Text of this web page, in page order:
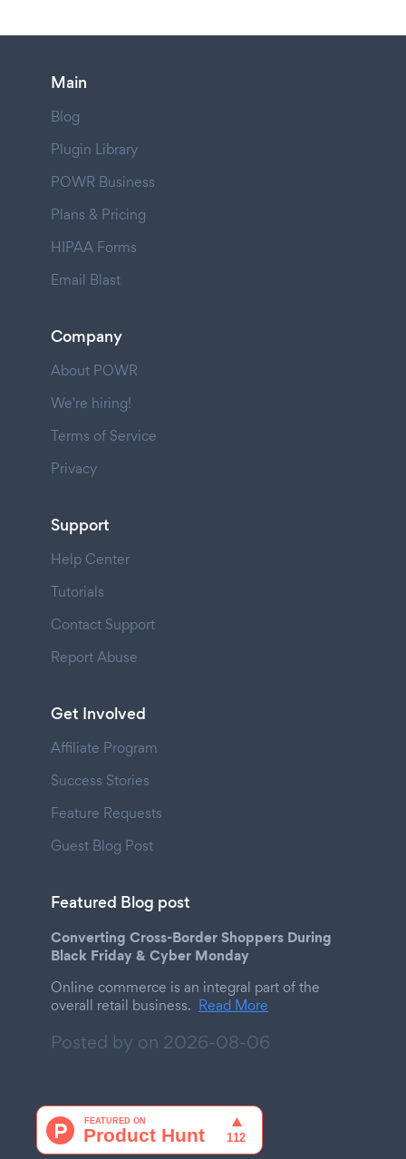
Main
Blog
Plugin Library
POWR Business
Plans & Pricing
HIPAA Forms
Email Blast
Company
About POWR
We're hiring!
Terms of Service
Privacy
Support
Help Center
Tutorials
Contact Support
Report Abuse
Get Involved
Affiliate Program
Success Stories
Feature Requests
Guest Blog Post
Featured Blog post
Converting Cross-Border Shoppers During
Black Friday & Cyber Monday
Online commerce is an integral part of the
overall retail business. Read More
Posted by on 2026-08-06